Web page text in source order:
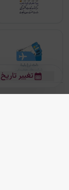
تغییر تاریخ
بلیط هواپیمابلیط